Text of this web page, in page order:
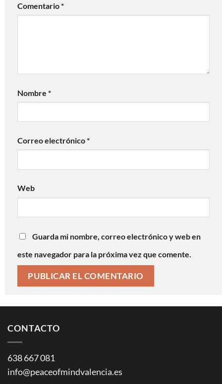
Comentario*
Nombre *
Correo electrónico*
Web
Guarda mi nombre, correo electrónico y web en
este navegador para la próxima vez que comente.
CONTACTO
638 667 081
info@peaceofmindvalencia.es